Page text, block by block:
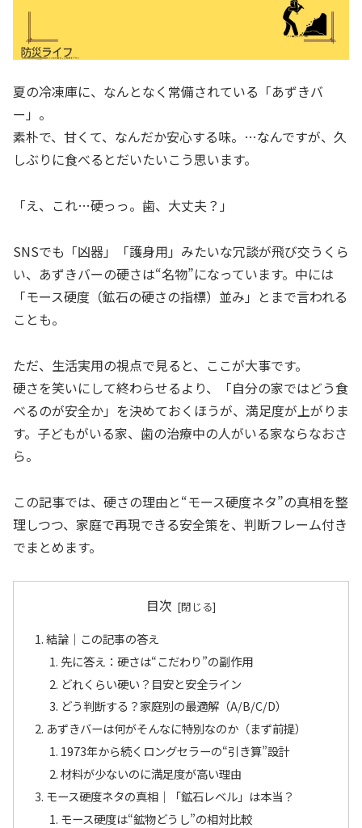
夏の冷凍庫に、なんとなく常備されている「あずきバ
ー」。
素朴で、甘くて、なんだか安心する味。…なんですが、久
しぶりに食べるとだいたいこう思います。
「え、これ…硬っっ。歯、大丈夫？」
SNSでも「凶器」「護身用」みたいな冗談が飛び交うくら
い、あずきバーの硬さは“名物”になっています。中には
「モース硬度（鉱石の硬さの指標）並み」とまで言われる
ことも。
ただ、生活実用の視点で見ると、ここが大事です。
硬さを笑いにして終わらせるより、「自分の家ではどう食
べるのが安全か」を決めておくほうが、満足度が上がりま
す。子どもがいる家、歯の治療中の人がいる家ならなおさ
ら。
この記事では、硬さの理由と“モース硬度ネタ”の真相を整
理しつつ、家庭で再現できる安全策を、判断フレーム付き
でまとめます。
目次
結論｜この記事の答え
先に答え：硬さは“こだわり”の副作用
どれくらい硬い？目安と安全ライン
どう判断する？家庭別の最適解（A/B/C/D）
あずきバーは何がそんなに特別なのか（まず前提）
1973年から続くロングセラーの“引き算”設計
材料が少ないのに満足度が高い理由
モース硬度ネタの真相｜「鉱石レベル」は本当？
モース硬度は“鉱物どうし”の相対比較